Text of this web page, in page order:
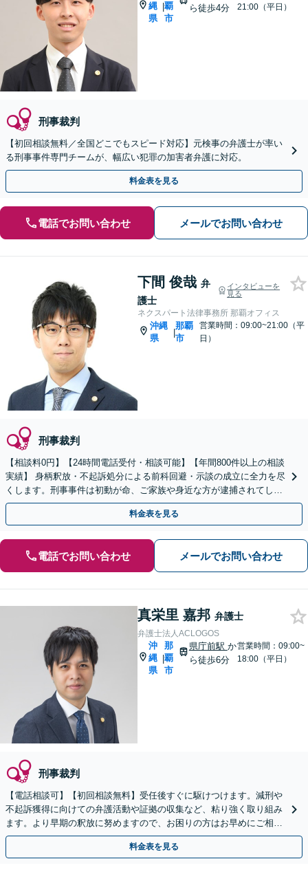
縄
県
|覇
市
ら徒歩4分
21:00（平日）
刑事裁判
【初回相談無料／全国どこでもスピード対応】元検事の弁護士が率い
る刑事事件専門チームが、幅広い犯罪の加害者弁護に対応。
料金表を見る
電話でお問い合わせ メールでお問い合わせ
下間 俊哉 弁
護士
インタビューを
見る
ネクスパート法律事務所 那覇オフィス
沖縄
県
|
那覇
市
営業時間：09:00~21:00（平
日）
刑事裁判
【相談料0円】【24時間電話受付・相談可能】【年間800件以上の相談
実績】 身柄釈放・不起訴処分による前科回避・示談の成立に全力を尽
くします。刑事事件は初動が命、ご家族や身近な方が逮捕されてしま
ったら一刻も早くお電話ください。
料金表を見る
電話でお問い合わせ メールでお問い合わせ
真栄里 嘉邦 弁護士
弁護士法人ACLOGOS
沖
縄
県
|
那
覇
市
県庁前駅 か
ら徒歩6分
営業時間：09:00~
18:00（平日）
刑事裁判
【電話相談可】【初回相談無料】受任後すぐに駆けつけます。減刑や
不起訴獲得に向けての弁護活動や証拠の収集など、粘り強く取り組み
ます。より早期の釈放に努めますので、お困りの方はお早めにご相談
ください。暴行や窃盗、飲酒などに対応【県庁南口1分】
料金表を見る